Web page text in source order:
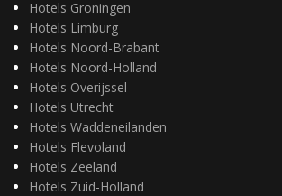
Hotels Groningen
Hotels Limburg
Hotels Noord-Brabant
Hotels Noord-Holland
Hotels Overijssel
Hotels Utrecht
Hotels Waddeneilanden
Hotels Flevoland
Hotels Zeeland
Hotels Zuid-Holland